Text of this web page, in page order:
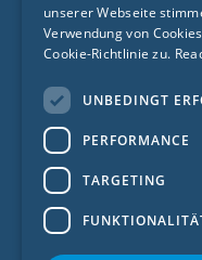
Fentrim
Rissan
unserer Webseite
Verwendung von
Cookie-Richtlinie zu.
UNBEDINGT
PERFORMANCE
TARGETING